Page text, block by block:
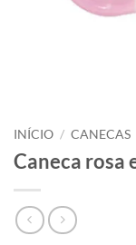
INÍCIO / CANECAS
Caneca rosa